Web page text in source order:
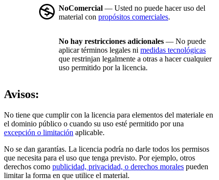
NoComercial — Usted no puede hacer uso del
material con propósitos comerciales.
No hay restricciones adicionales — No puede
aplicar términos legales ni medidas tecnológicas
que restrinjan legalmente a otras a hacer cualquier
uso permitido por la licencia.
Avisos:
No tiene que cumplir con la licencia para elementos del materiale en
el dominio público o cuando su uso esté permitido por una
excepción o limitación aplicable.
No se dan garantías. La licencia podría no darle todos los permisos
que necesita para el uso que tenga previsto. Por ejemplo, otros
derechos como publicidad, privacidad, o derechos morales pueden
limitar la forma en que utilice el material.